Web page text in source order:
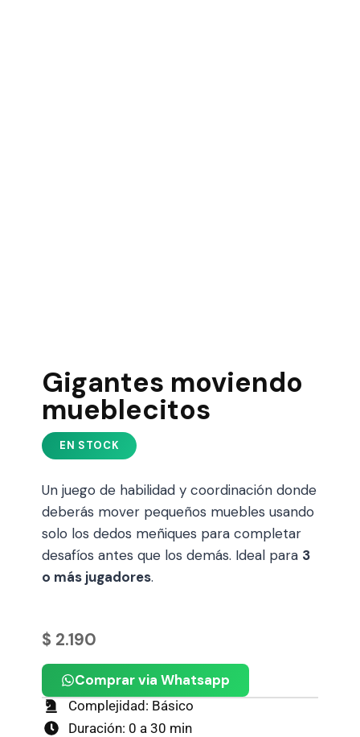
Gigantes moviendo
mueblecitos
Un juego de habilidad y coordinación donde
deberás mover pequeños muebles usando
solo los dedos meñiques para completar
desafíos antes que los demás. Ideal para 3
o más jugadores.
$ 2.190
Comprar via Whatsapp
Complejidad: Básico
Duración: 0 a 30 min